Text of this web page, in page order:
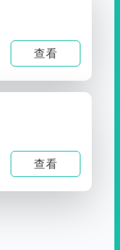
查看
查看